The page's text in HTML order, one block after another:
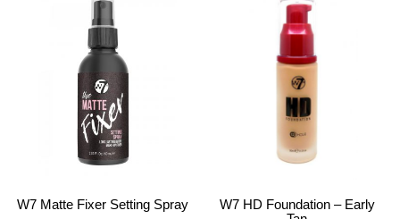
W7 Matte Fixer Setting Spray
W7 HD Foundation – Early